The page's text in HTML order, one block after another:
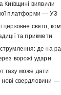
Київщині виявили
платформи — УЗ
церковне свято,
та прикмети
де на
ворожі удари
газу може дати
свердловини —